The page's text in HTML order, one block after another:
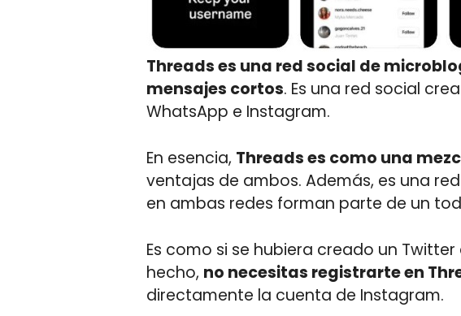
Threads es una red social de
mensajes cortos. Es una red social
WhatsApp e Instagram.
En esencia, Threads es como una
ventajas de ambos. Además, es una
en ambas redes forman parte de un
Es como si se hubiera creado un
hecho, no necesitas registrarte en
directamente la cuenta de Instagram.